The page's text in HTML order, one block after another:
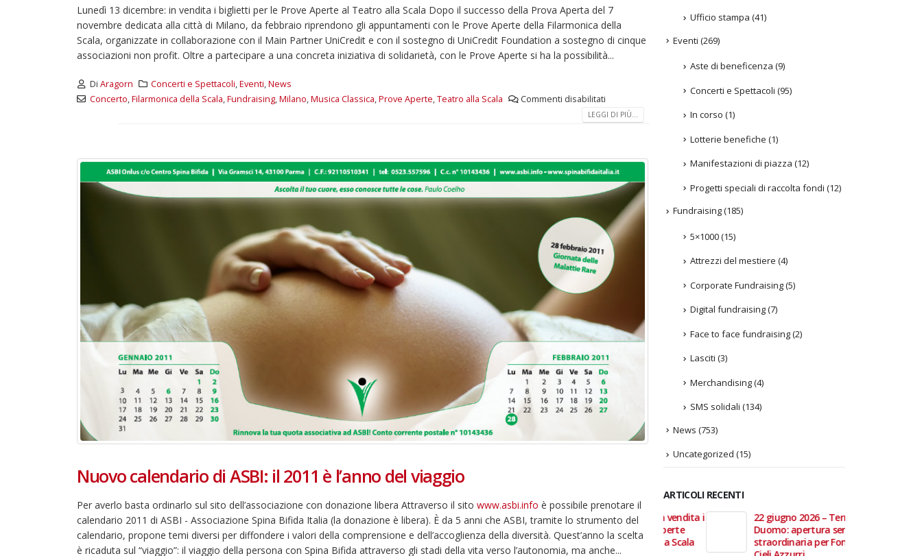
Lunedì 13 dicembre: in vendita i biglietti per le Prove Aperte al Teatro alla Scala Dopo il successo della Prova Aperta del 7
novembre dedicata alla città di Milano, da febbraio riprendono gli appuntamenti con le Prove Aperte della Filarmonica della
Scala, organizzate in collaborazione con il Main Partner UniCredit e con il sostegno di UniCredit Foundation a sostegno di cinque
associazioni non profit. Oltre a partecipare a una concreta iniziativa di solidarietà, con le Prove Aperte si ha la possibilità...
Di Aragorn Concerti e Spettacoli,Eventi,News
Concerto,Filarmonica della Scala,Fundraising,Milano,Musica Classica,Prove Aperte,Teatro alla Scala Commenti disabilitati
LEGGI DI PIÙ...
Nuovo calendario di ASBI: il 2011 è l’anno del viaggio
Per averlo basta ordinarlo sul sito dell’associazione con donazione libera Attraverso il sito www.asbi.info è possibile prenotare il
calendario 2011 di ASBI - Associazione Spina Bifida Italia (la donazione è libera). È da 5 anni che ASBI, tramite lo strumento del
calendario, propone temi diversi per diffondere i valori della comprensione e dell’accoglienza della diversità. Quest’anno la scelta
è ricaduta sul “viaggio”: il viaggio della persona con Spina Bifida attraverso gli stadi della vita verso l’autonomia, ma anche...
Ufficio stampa (41)
Eventi (269)
Aste di beneficenza (9)
Concerti e Spettacoli (95)
In corso (1)
Lotterie benefiche (1)
Manifestazioni di piazza (12)
Progetti speciali di raccolta fondi (12)
Fundraising(185)
5×1000(15)
Attrezzi del mestiere (4)
Corporate Fundraising(5)
Digital fundraising(7)
Face to face fundraising(2)
Lasciti (3)
Merchandising(4)
SMS solidali (134)
News (753)
Uncategorized (15)
ARTICOLI RECENTI
22 giugno 2026 – Terrazze del
Duomo: apertura serale
straordinaria per Fondazione
Fino al 29 marzo 2026 –
Anziani malati e fragili, VIDAS
lancia una campagna per
13 dicembre 2024 – In vendita i
carnet per le Prove Aperte
della Filarmonica della Scala
22 giugno 2026 – Terrazze del
Duomo: apertura serale
straordinaria per Fondazione